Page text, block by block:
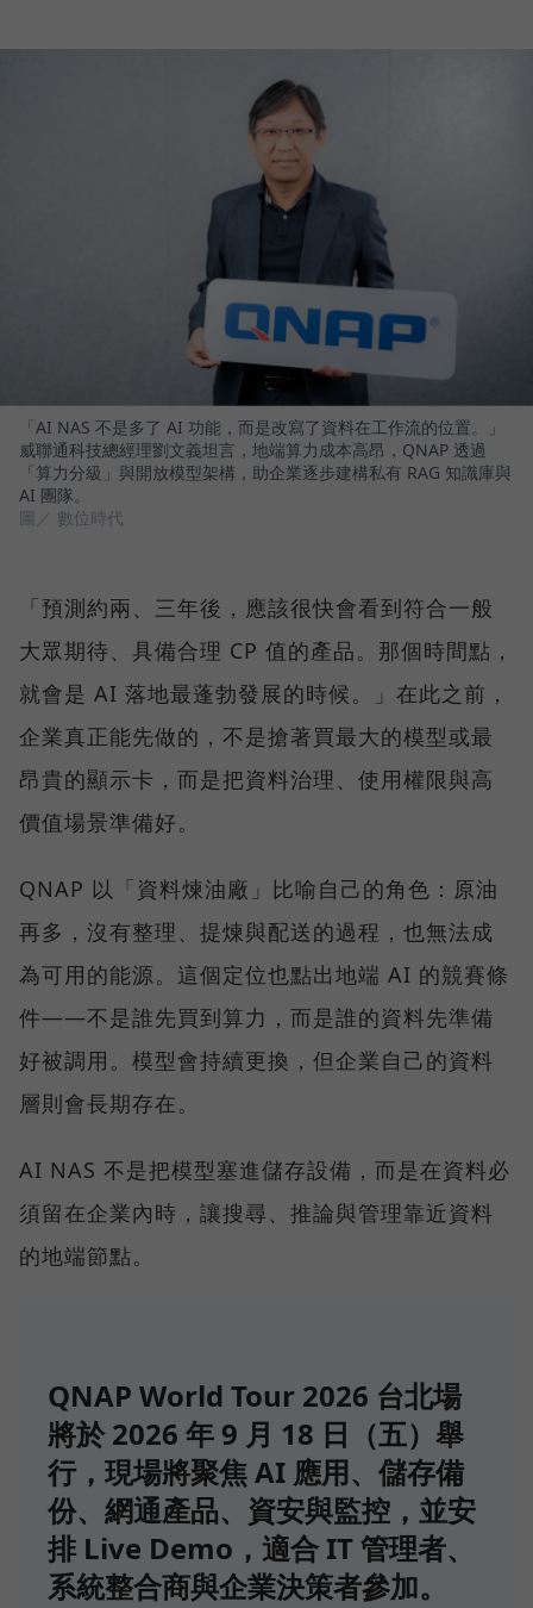
「AI NAS 不是多了 AI 功能，而是改寫了資料在工作流的位置。」
威聯通科技總經理劉文義坦言，地端算力成本高昂，QNAP 透過
「算力分級」與開放模型架構，助企業逐步建構私有 RAG 知識庫與
AI 團隊。
圖／ 數位時代
「預測約兩、三年後，應該很快會看到符合一般
大眾期待、具備合理 CP 值的產品。那個時間點，
就會是 AI 落地最蓬勃發展的時候。」在此之前，
企業真正能先做的，不是搶著買最大的模型或最
昂貴的顯示卡，而是把資料治理、使用權限與高
價值場景準備好。
QNAP 以「資料煉油廠」比喻自己的角色：原油
再多，沒有整理、提煉與配送的過程，也無法成
為可用的能源。這個定位也點出地端 AI 的競賽條
件——不是誰先買到算力，而是誰的資料先準備
好被調用。模型會持續更換，但企業自己的資料
層則會長期存在。
AI NAS 不是把模型塞進儲存設備，而是在資料必
須留在企業內時，讓搜尋、推論與管理靠近資料
的地端節點。
QNAP World Tour 2026 台北場
將於 2026 年 9 月 18 日（五）舉
行，現場將聚焦 AI 應用、儲存備
份、網通產品、資安與監控，並安
排 Live Demo，適合 IT 管理者、
系統整合商與企業決策者參加。